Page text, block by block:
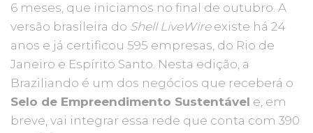
6 meses, que iniciamos no final de outubro. A
versão brasileira do Shell LiveWireexiste há 24
anos e já certificou 595 empresas, do Rio de
Janeiro e Espírito Santo. Nesta edição, a
Braziliando é um dos negócios que receberá o
Selo de Empreendimento Sustentável e, em
breve, vai integrar essa rede que conta com 390